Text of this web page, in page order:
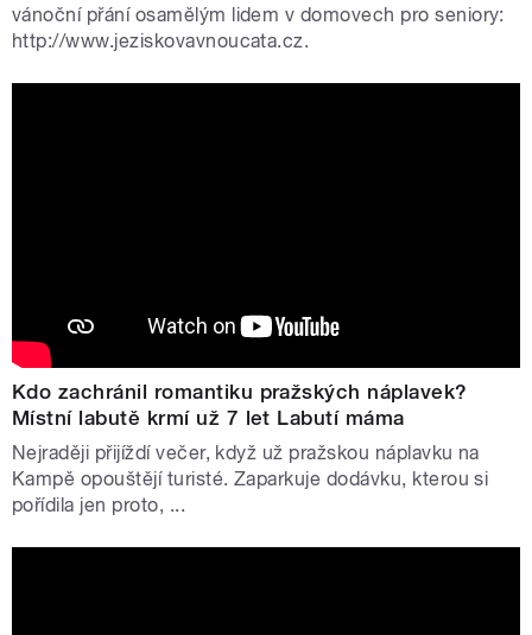
vánoční přání osamělým lidem v domovech pro seniory:
http://www.jeziskovavnoucata.cz.
Kdo zachránil romantiku pražských náplavek?
Místní labutě krmí už 7 let Labutí máma
Nejraději přijíždí večer, když už pražskou náplavku na
Kampě opouštějí turisté. Zaparkuje dodávku, kterou si
pořídila jen proto, ...